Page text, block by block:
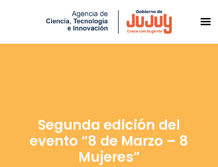
Segunda edición del
evento “8 de Marzo – 8
Mujeres”